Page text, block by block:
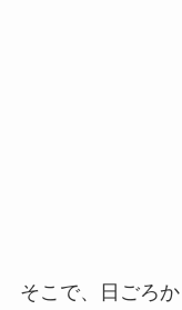
そこで、日ごろ